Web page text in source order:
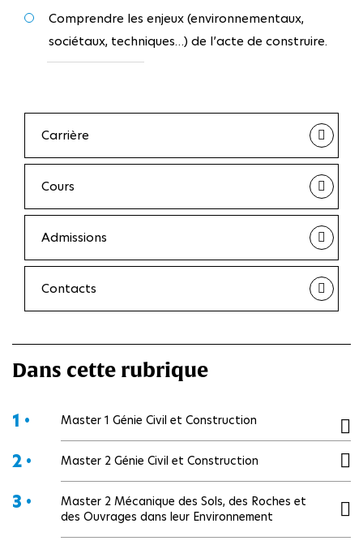
Comprendre les enjeux (environnementaux,
sociétaux, techniques…) de l’acte de construire.
Carrière
Cours
Admissions
Contacts
Dans cette rubrique
1 • Master 1 Génie Civil et Construction
2 • Master 2 Génie Civil et Construction
3 •
Master 2 Mécanique des Sols, des Roches et
des Ouvrages dans leur Environnement